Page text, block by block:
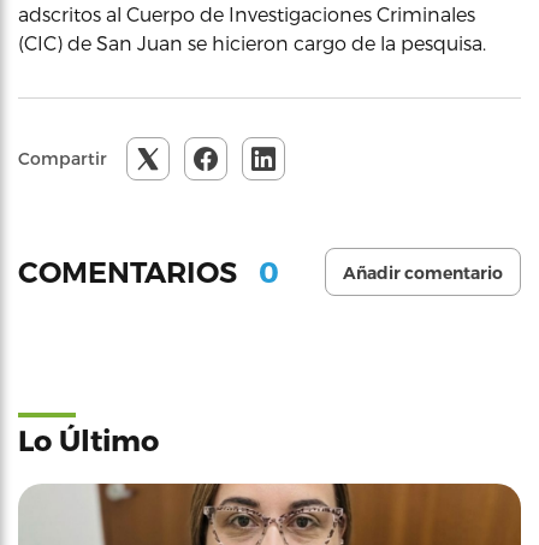
adscritos al Cuerpo de Investigaciones Criminales
(CIC) de San Juan se hicieron cargo de la pesquisa.
Compartir
COMENTARIOS 0 Añadir comentario
Lo Último